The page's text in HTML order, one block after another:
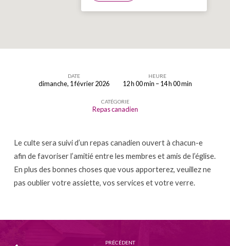
Culte
DATE
dimanche, 1 février 2026
HEURE
12 h 00 min – 14 h 00 min
CATÉGORIE
Repas canadien
Le culte sera suivi d’un repas canadien ouvert à chacun-e
afin de favoriser l’amitié entre les membres et amis de l’église.
En plus des bonnes choses que vous apporterez, veuillez ne
pas oublier votre assiette, vos services et votre verre.
PRÉCÉDENT